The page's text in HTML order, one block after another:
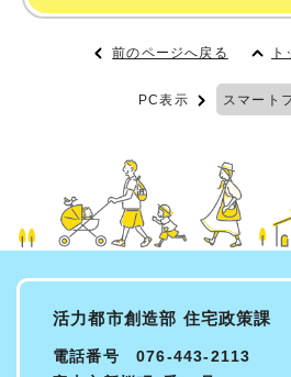
前のページへ戻る
PC表示 スマート
活力都市創造部 住宅政策課
電話番号 076-443-2113